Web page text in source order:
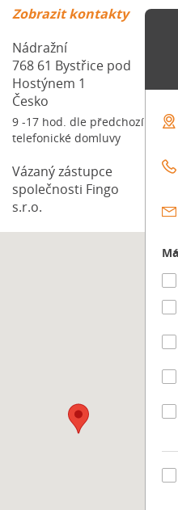
ostatním (odpovědnost).
menším dronem, může
odpovědnosti („na
jinak. ❗️ Důležité varování:
pojistka vám nepomůže,
peníze. Fotíte domy pro
firemní […] Článek Dron s
pojistka a co v práci raději
objevil na Blog FinGO.cz.
Zobrazit kontakty
Nádražní
768 61 Bystřice pod
Hostýnem 1
Česko
9 -17 hod. dle předchozí
telefonické domluvy
Vázaný zástupce
společnosti Fingo
s.r.o.